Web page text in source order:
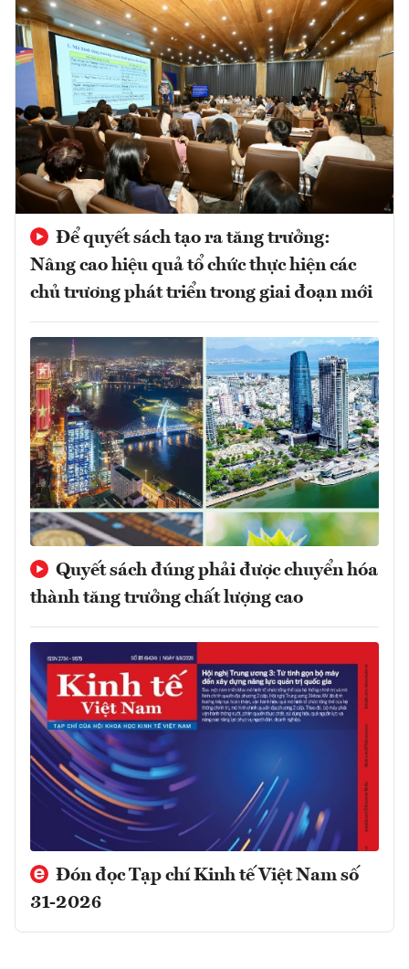
Để quyết sách tạo ra tăng trưởng:
Nâng cao hiệu quả tổ chức thực hiện các
chủ trương phát triển trong giai đoạn mới
Quyết sách đúng phải được chuyển hóa
thành tăng trưởng chất lượng cao
Đón đọc Tạp chí Kinh tế Việt Nam số
31-2026